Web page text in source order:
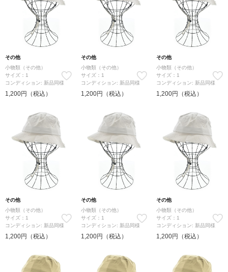
その他
小物類（その他）
サイズ：1
コンディション: 新品同様
1,200円（税込）
その他
小物類（その他）
サイズ：1
コンディション: 新品同様
1,200円（税込）
その他
小物類（その他）
サイズ：1
コンディション: 新品同様
1,200円（税込）
その他
小物類（その他）
サイズ：1
コンディション: 新品同様
1,200円（税込）
その他
小物類（その他）
サイズ：1
コンディション: 新品同様
1,200円（税込）
その他
小物類（その他）
サイズ：1
コンディション: 新品同様
1,200円（税込）